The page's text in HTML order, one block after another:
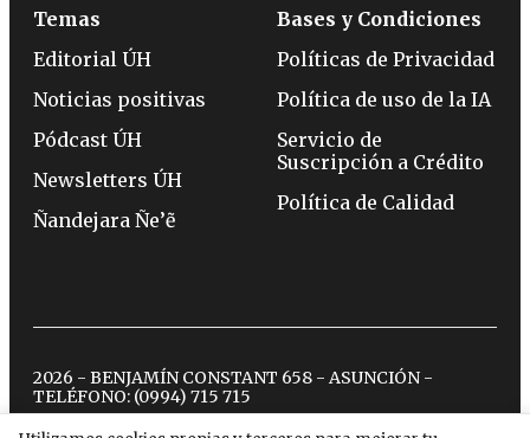
Temas
Editorial ÚH
Noticias positivas
Pódcast ÚH
Newsletters ÚH
Ñandejara Ñe’ẽ
Bases y Condiciones
Políticas de Privacidad
Política de uso de la IA
Servicio de
Suscripción a Crédito
Política de Calidad
2026 - BENJAMÍN CONSTANT 658 - ASUNCIÓN -
TELÉFONO: (0994) 715 715